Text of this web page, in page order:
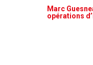
Marc
opérations